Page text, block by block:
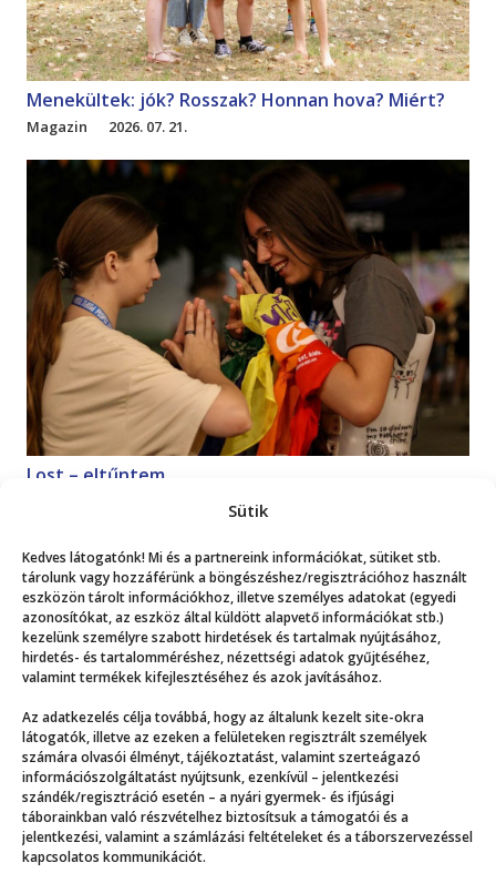
Sütik
Kedves látogatónk! Mi és a partnereink információkat, sütiket stb.
tárolunk vagy hozzáférünk a böngészéshez/regisztrációhoz használt
eszközön tárolt információkhoz, illetve személyes adatokat (egyedi
azonosítókat, az eszköz által küldött alapvető információkat stb.)
kezelünk személyre szabott hirdetések és tartalmak nyújtásához,
hirdetés- és tartalomméréshez, nézettségi adatok gyűjtéséhez,
valamint termékek kifejlesztéséhez és azok javításához.
Az adatkezelés célja továbbá, hogy az általunk kezelt site-okra
látogatók, illetve az ezeken a felületeken regisztrált személyek
számára olvasói élményt, tájékoztatást, valamint szerteágazó
információszolgáltatást nyújtsunk, ezenkívül – jelentkezési
szándék/regisztráció esetén – a nyári gyermek- és ifjúsági
táborainkban való részvételhez biztosítsuk a támogatói és a
jelentkezési, valamint a számlázási feltételeket és a táborszervezéssel
kapcsolatos kommunikációt.
Menekültek: jók? Rosszak? Honnan hova? Miért?
Magazin 2026. 07. 21.
Lost – eltűntem
Mutasd a többit!
Még több